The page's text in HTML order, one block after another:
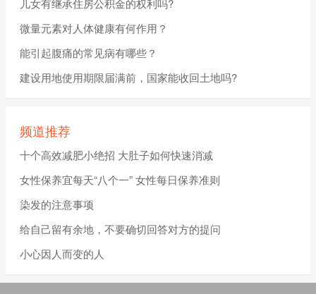
儿女有继承住房公积金的权利吗?
微量元素对人体健康有何作用？
能引起腹痛的常见病有哪些？
建设用地使用期限届满前，国家能收回土地吗?
频道推荐
十个高效减肥小绝招 大肚子如何快速消减
女性保养宜每天“八个一” 女性每日保养准则
染发的注意事项
给自己留有余地，不要确切回答对方的提问
小心因人而变的人